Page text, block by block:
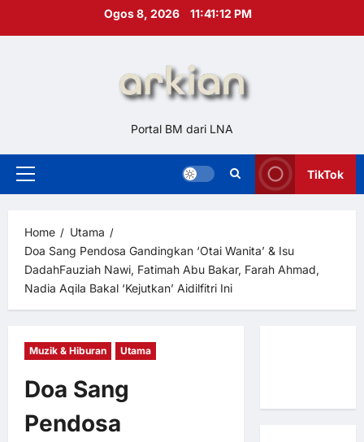
Ogos 8, 2026 11:41:13 PM
Portal BM dari LNA
Primary
TikTok
Home
Utama
Doa Sang Pendosa Gandingkan ‘Otai Wanita’ & Isu
DadahFauziah Nawi, Fatimah Abu Bakar, Farah Ahmad,
Nadia Aqila Bakal ‘Kejutkan’ Aidilfitri Ini
Muzik & Hiburan Utama
Doa Sang
Pendosa